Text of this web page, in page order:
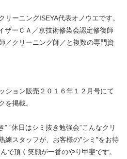
リーニングISEYA代表オノウエです。
ザーＣＡ／京技術修染会認定修復師
／クリーニング師／と複数の専門資
ョン販売２０１６年１２月号にて
を掲載。
”休日はシミ抜き勉強会”こんなクリ
練スタッフが、お客様の”シミ”をお待
で頂く笑顔が一番のやり甲斐です。